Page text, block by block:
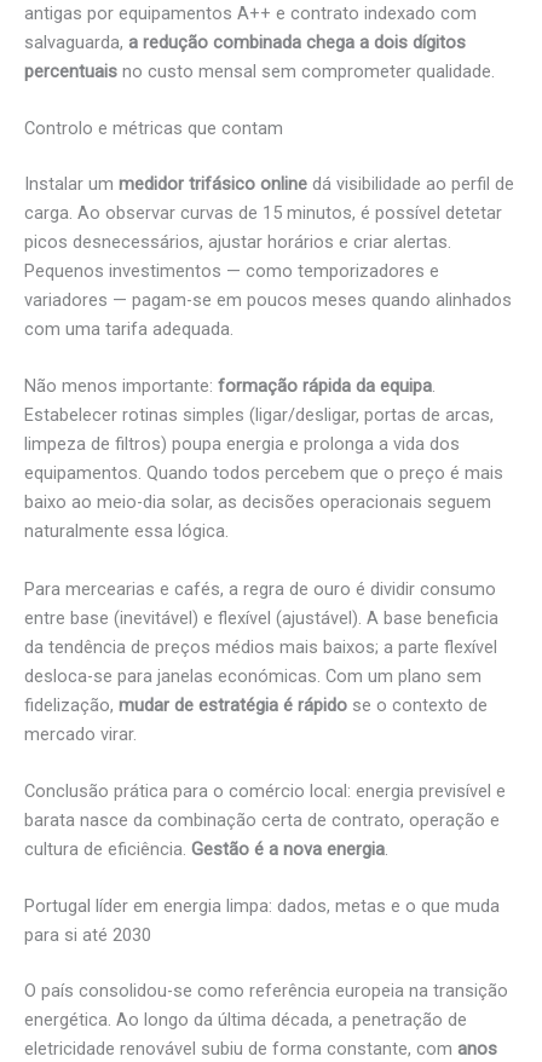
antigas por equipamentos A++ e contrato indexado com
salvaguarda, a redução combinada chega a dois dígitos
percentuais no custo mensal sem comprometer qualidade.
Controlo e métricas que contam
Instalar um medidor trifásico online dá visibilidade ao perfil de
carga. Ao observar curvas de 15 minutos, é possível detetar
picos desnecessários, ajustar horários e criar alertas.
Pequenos investimentos — como temporizadores e
variadores — pagam-se em poucos meses quando alinhados
com uma tarifa adequada.
Não menos importante: formação rápida da equipa.
Estabelecer rotinas simples (ligar/desligar, portas de arcas,
limpeza de filtros) poupa energia e prolonga a vida dos
equipamentos. Quando todos percebem que o preço é mais
baixo ao meio-dia solar, as decisões operacionais seguem
naturalmente essa lógica.
Para mercearias e cafés, a regra de ouro é dividir consumo
entre base (inevitável) e flexível (ajustável). A base beneficia
da tendência de preços médios mais baixos; a parte flexível
desloca-se para janelas económicas. Com um plano sem
fidelização, mudar de estratégia é rápido se o contexto de
mercado virar.
Conclusão prática para o comércio local: energia previsível e
barata nasce da combinação certa de contrato, operação e
cultura de eficiência. Gestão é a nova energia.
Portugal líder em energia limpa: dados, metas e o que muda
para si até 2030
O país consolidou-se como referência europeia na transição
energética. Ao longo da última década, a penetração de
eletricidade renovável subiu de forma constante, com anos